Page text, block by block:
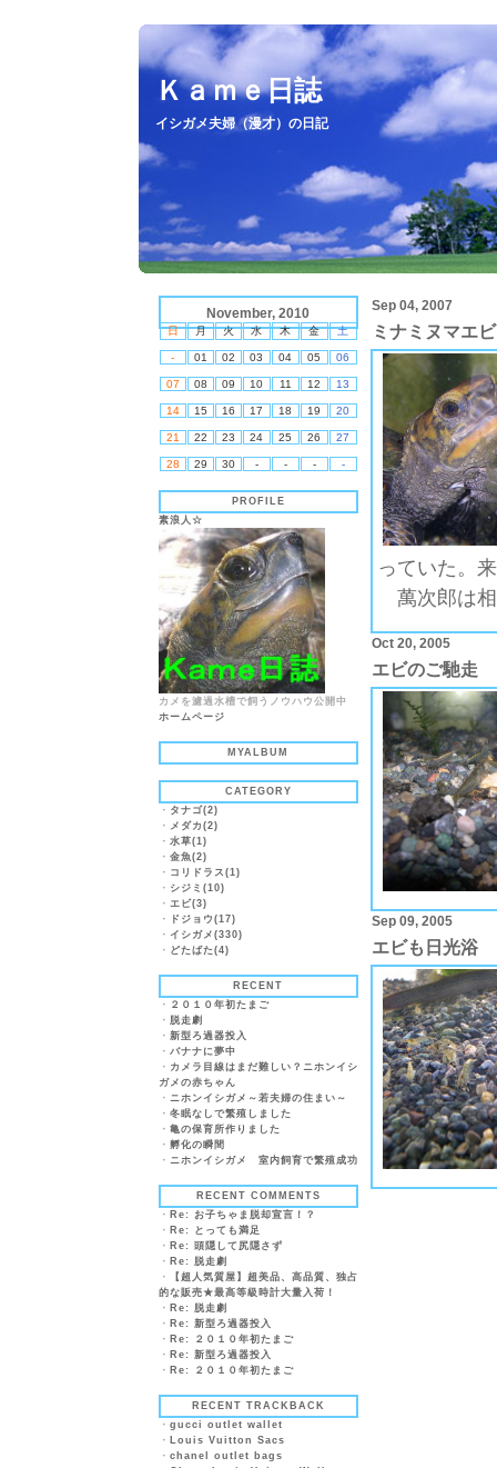
Ｋａｍｅ日誌
イシガメ夫婦（漫才）の日記
November, 2010
日 月 火 水 木 金 土
- 01 02 03 04 05 06
07 08 09 10 11 12 13
14 15 16 17 18 19 20
21 22 23 24 25 26 27
28 29 30 - - - -
PROFILE
素浪人☆
カメを濾過水槽で飼うノウハウ公開中
ホームページ
MYALBUM
CATEGORY
・ タナゴ(2)
・ メダカ(2)
・ 水草(1)
・ 金魚(2)
・ コリドラス(1)
・ シジミ(10)
・ エビ(3)
・
ドジョウ(17)
・ イシガメ(330)
・ どたばた(4)
RECENT
・ ２０１０年初たまご
・ 脱走劇
・ 新型ろ過器投入
・ バナナに夢中
・ カメラ目線はまだ難しい？ニホンイシ
ガメの赤ちゃん
・ ニホンイシガメ～若夫婦の住まい～
・ 冬眠なしで繁殖しました
・ 亀の保育所作りました
・ 孵化の瞬間
・ ニホンイシガメ 室内飼育で繁殖成功
RECENT COMMENTS
・ Re: お子ちゃま脱却宣言！？
・ Re: とっても満足
・ Re: 頭隠して尻隠さず
・ Re: 脱走劇
・
【超人気質屋】超美品、高品質、独占
的な販売★最高等級時計大量入荷！
・ Re: 脱走劇
・ Re: 新型ろ過器投入
・ Re: ２０１０年初たまご
・ Re: 新型ろ過器投入
・ Re: ２０１０年初たまご
RECENT TRACKBACK
・ gucci outlet wallet
・ Louis Vuitton Sacs
・ chanel outlet bags
Sep 04, 2007
ミナミヌマエ
っていた。
萬次郎は相
Oct 20, 2005
エビのご馳走
Sep 09, 2005
エビも日光浴